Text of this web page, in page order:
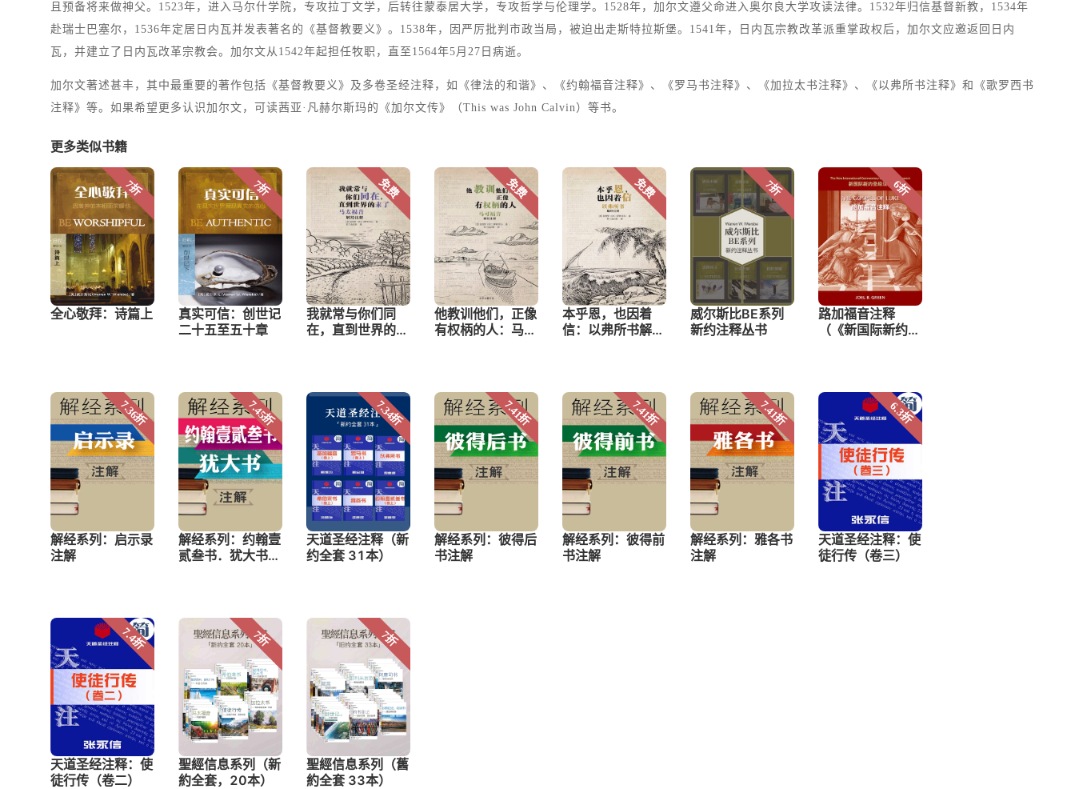
且预备将来做神父。1523年，进入马尔什学院，专攻拉丁文学，后转往蒙泰居大学，专攻哲学与伦理学。1528年，加尔文遵父命进入奥尔良大学攻读法律。1532年归信基督新教，1534年
赴瑞士巴塞尔，1536年定居日内瓦并发表著名的《基督教要义》。1538年，因严厉批判市政当局，被迫出走斯特拉斯堡。1541年，日内瓦宗教改革派重掌政权后，加尔文应邀返回日内
瓦，并建立了日内瓦改革宗教会。加尔文从1542年起担任牧职，直至1564年5月27日病逝。
加尔文著述甚丰，其中最重要的著作包括《基督教要义》及多卷圣经注释，如《律法的和谐》、《约翰福音注释》、《罗马书注释》、《加拉太书注释》、《以弗所书注释》和《歌罗西书
注释》等。如果希望更多认识加尔文，可读茜亚·凡赫尔斯玛的《加尔文传》（This was John Calvin）等书。
更多类似书籍